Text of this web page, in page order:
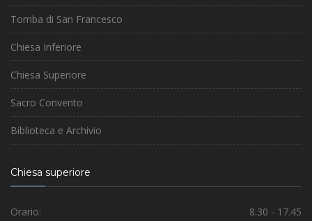
Tomba di San Francesco
Chiesa Inferiore
Chiesa Superiore
Sacro Convento
Biblioteca e Archivio
Chiesa superiore
Orario: 8.30 - 17.45